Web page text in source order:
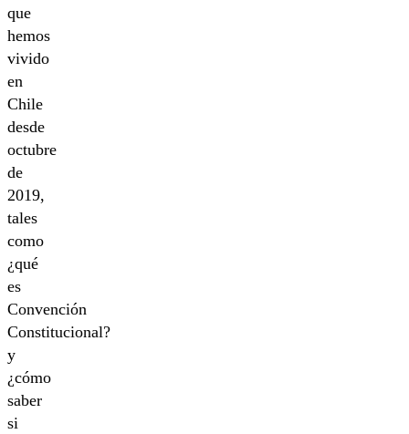
que
hemos
vivido
en
Chile
desde
octubre
de
2019,
tales
como
¿qué
es
Convención
Constitucional?
y
¿cómo
saber
si